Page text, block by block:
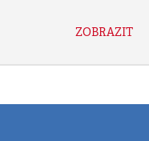
ZOBRAZIT